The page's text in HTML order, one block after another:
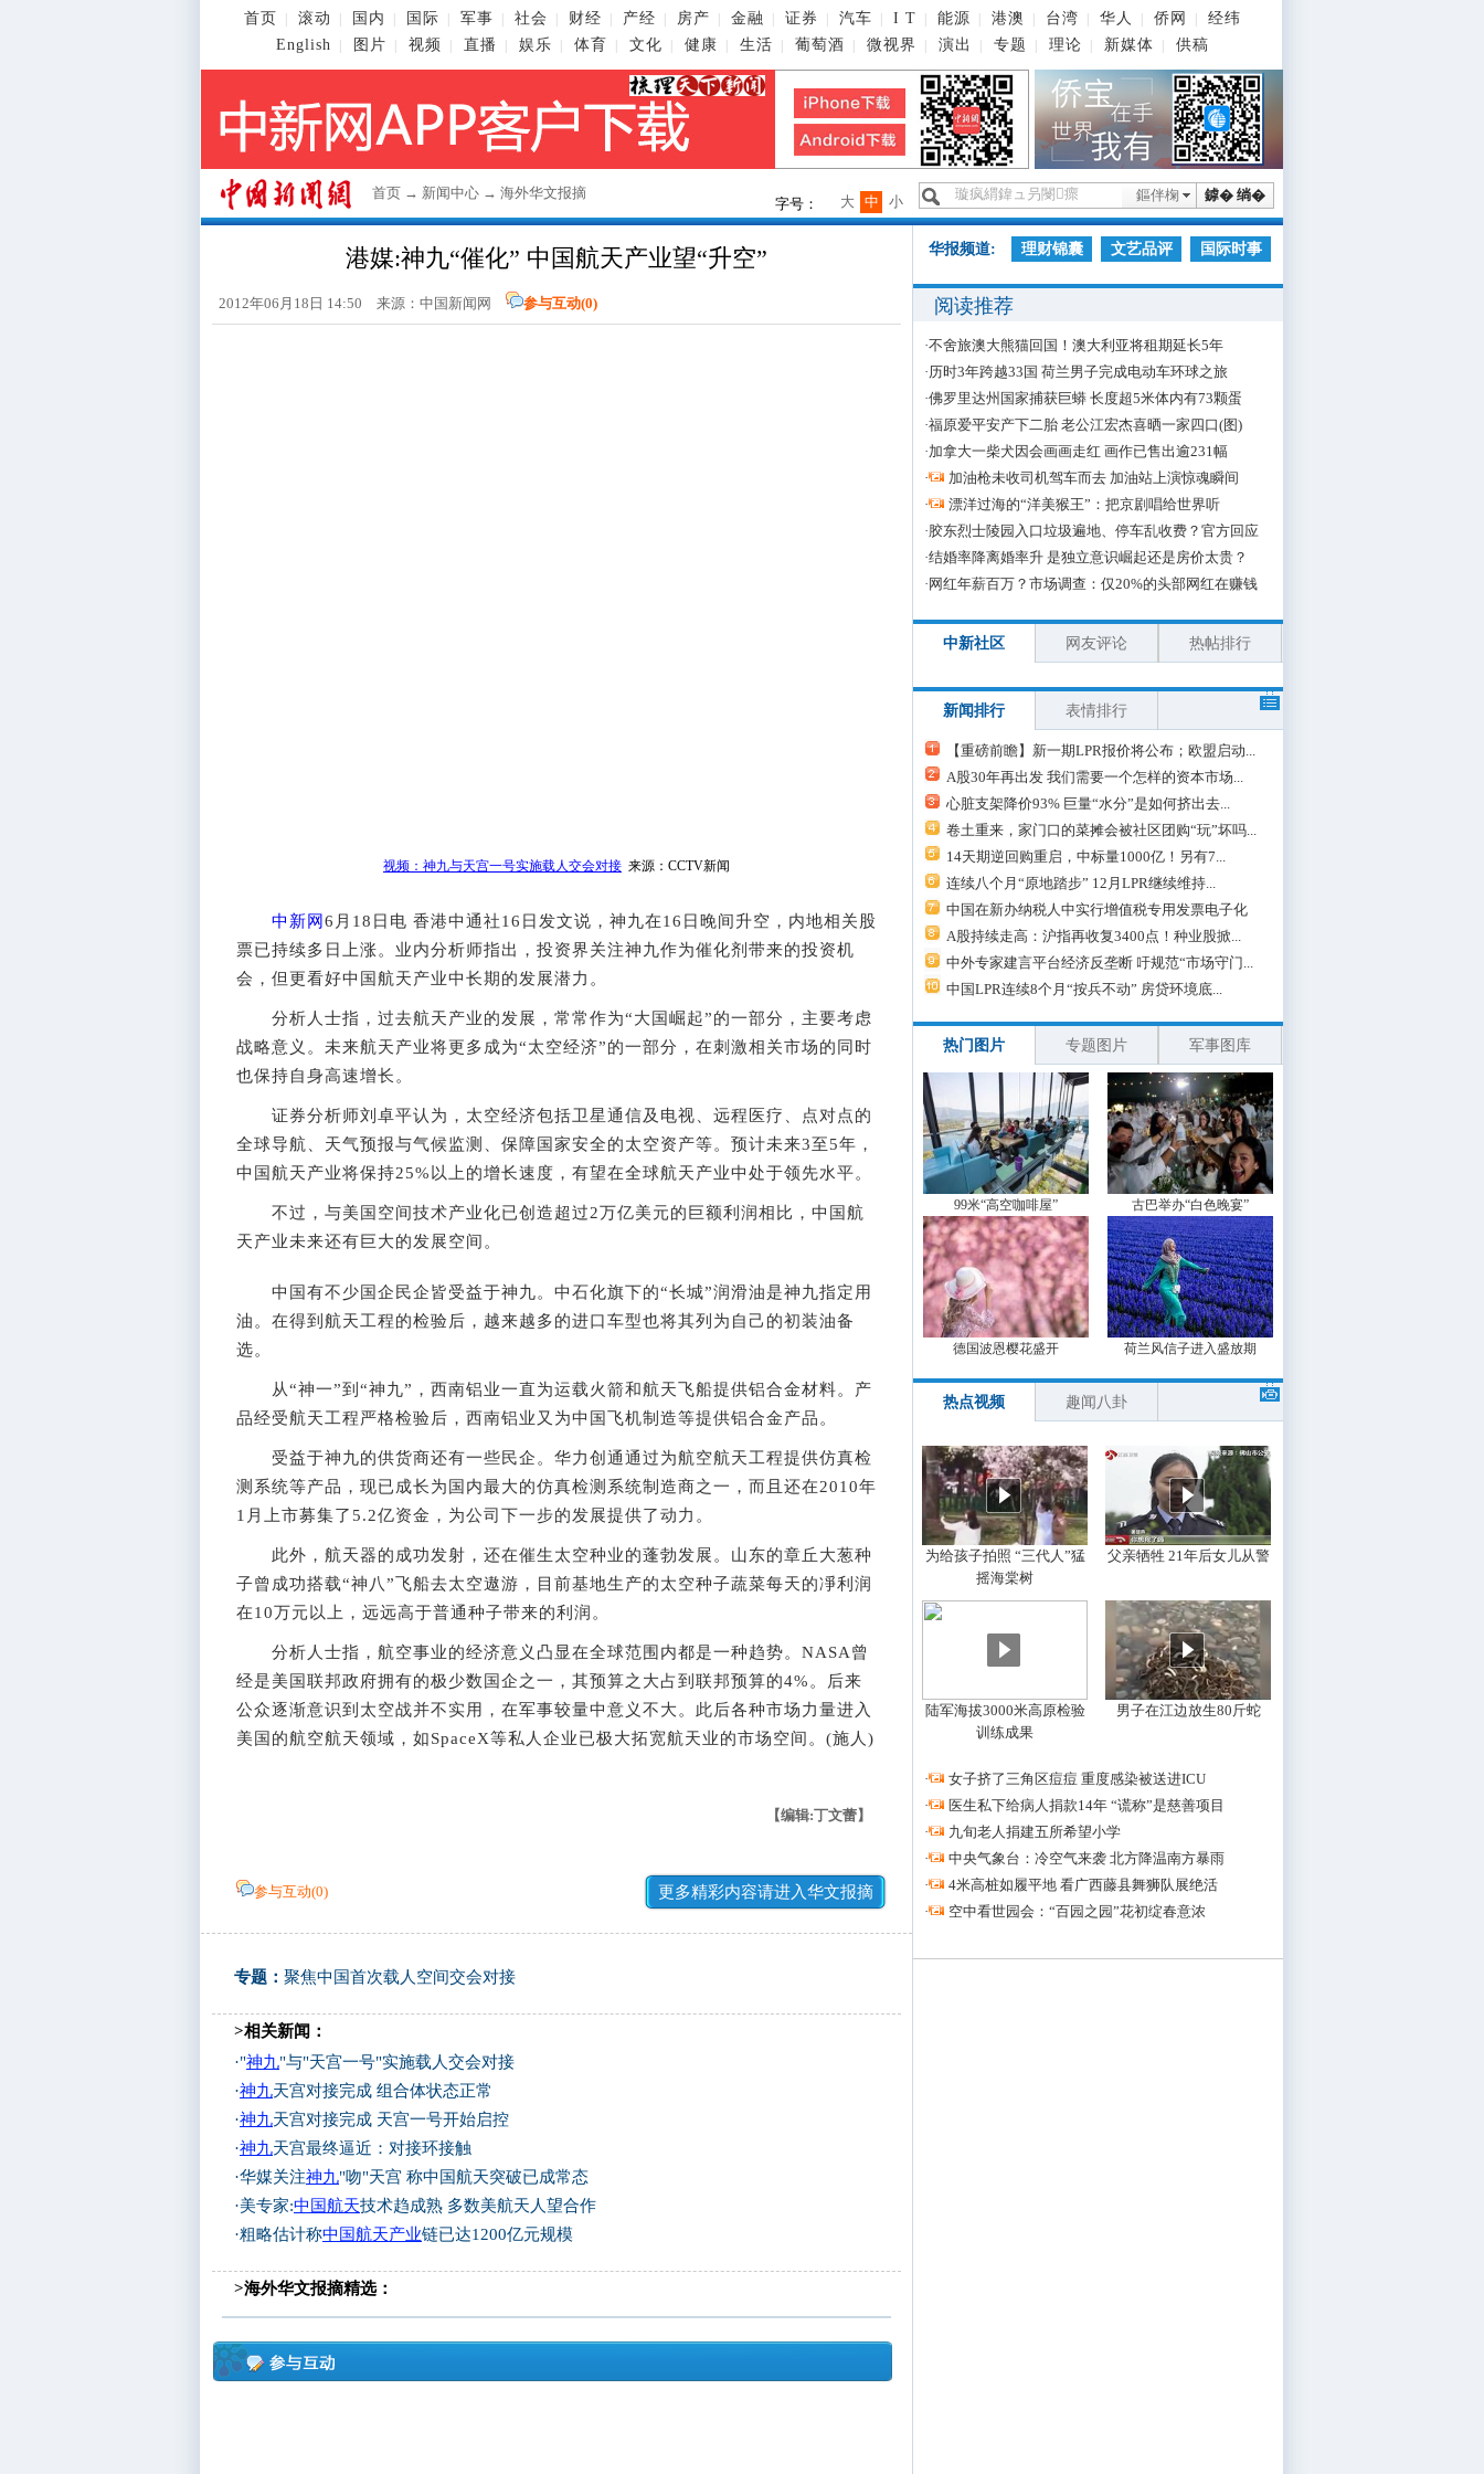
首页 滚动 国内 国际 军事 社会 财经 产经 房产 金融 证券 汽车 I T 能源 港澳 台湾 华人 侨网
经纬
English
图片 视频 直播 娱乐 体育 文化 健康 生活 葡萄酒 微视界 演出 专题 理论 新媒体 供稿
首页 → 新闻中心 → 海外华文报摘 鎼� 绱�
鏂伴椈
字号： 小
中
大
港媒:神九“催化” 中国航天产业望“升空”
2012年06月18日 14:50 来源： 中国新闻网 参与互动(0)
视频：神九与天宫一号实施载人交会对接来源：CCTV新闻
中新网 6月18日电 香港中通社16日发文说，神九在16日晚间升空，内地相关股
票已持续多日上涨。业内分析师指出，投资界关注神九作为催化剂带来的投资机
会，但更看好中国航天产业中长期的发展潜力。
分析人士指，过去航天产业的发展，常常作为“大国崛起”的一部分，主要考虑
战略意义。未来航天产业将更多成为“太空经济”的一部分，在刺激相关市场的同时
也保持自身高速增长。
证券分析师刘卓平认为，太空经济包括卫星通信及电视、远程医疗、点对点的
全球导航、天气预报与气候监测、保障国家安全的太空资产等。预计未来3至5年，
中国航天产业将保持25%以上的增长速度，有望在全球航天产业中处于领先水平。
不过，与美国空间技术产业化已创造超过2万亿美元的巨额利润相比，中国航
天产业未来还有巨大的发展空间。
中国有不少国企民企皆受益于神九。中石化旗下的“长城”润滑油是神九指定用
油。在得到航天工程的检验后，越来越多的进口车型也将其列为自己的初装油备
选。
从“神一”到“神九”，西南铝业一直为运载火箭和航天飞船提供铝合金材料。产
品经受航天工程严格检验后，西南铝业又为中国飞机制造等提供铝合金产品。
受益于神九的供货商还有一些民企。华力创通通过为航空航天工程提供仿真检
测系统等产品，现已成长为国内最大的仿真检测系统制造商之一，而且还在2010年
1月上市募集了5.2亿资金，为公司下一步的发展提供了动力。
此外，航天器的成功发射，还在催生太空种业的蓬勃发展。山东的章丘大葱种
子曾成功搭载“神八”飞船去太空遨游，目前基地生产的太空种子蔬菜每天的凈利润
在10万元以上，远远高于普通种子带来的利润。
分析人士指，航空事业的经济意义凸显在全球范围内都是一种趋势。NASA曾
经是美国联邦政府拥有的极少数国企之一，其预算之大占到联邦预算的4%。后来
公众逐渐意识到太空战并不实用，在军事较量中意义不大。此后各种市场力量进入
美国的航空航天领域，如SpaceX等私人企业已极大拓宽航天业的市场空间。(施人)
【编辑:丁文蕾】
参与互动(0) 更多精彩内容请进入华文报摘
专题： 聚焦中国首次载人空间交会对接
>相关新闻：
·"神九"与"天宫一号"实施载人交会对接
·神九天宫对接完成 组合体状态正常
·神九天宫对接完成 天宫一号开始启控
·神九天宫最终逼近：对接环接触
·华媒关注神九"吻"天宫 称中国航天突破已成常态
·美专家:中国航天技术趋成熟 多数美航天人望合作
·粗略估计称中国航天产业链已达1200亿元规模
>海外华文报摘精选：
华报频道: 理财锦囊 文艺品评 国际时事
阅读推荐
·不舍旅澳大熊猫回国！澳大利亚将租期延长5年
·历时3年跨越33国 荷兰男子完成电动车环球之旅
·佛罗里达州国家捕获巨蟒 长度超5米体内有73颗蛋
·福原爱平安产下二胎 老公江宏杰喜晒一家四口(图)
·加拿大一柴犬因会画画走红 画作已售出逾231幅
·
加油枪未收司机驾车而去 加油站上演惊魂瞬间
·
漂洋过海的“洋美猴王”：把京剧唱给世界听
·胶东烈士陵园入口垃圾遍地、停车乱收费？官方回应
·结婚率降离婚率升 是独立意识崛起还是房价太贵？
· 网红年薪百万？市场调查：仅20%的头部网红在赚钱
中新社区 网友评论 热帖排行
新闻排行 表情排行
【重磅前瞻】新一期LPR报价将公布；欧盟启动...
A股30年再出发 我们需要一个怎样的资本市场...
心脏支架降价93% 巨量“水分”是如何挤出去...
卷土重来，家门口的菜摊会被社区团购“玩”坏吗...
14天期逆回购重启，中标量1000亿！另有7...
连续八个月“原地踏步” 12月LPR继续维持...
中国在新办纳税人中实行增值税专用发票电子化
A股持续走高：沪指再收复3400点！种业股掀...
中外专家建言平台经济反垄断 吁规范“市场守门...
中国LPR连续8个月“按兵不动” 房贷环境底...
热门图片 专题图片 军事图库
99米“高空咖啡屋” 古巴举办“白色晚宴”
德国波恩樱花盛开 荷兰风信子进入盛放期
热点视频 趣闻八卦
为给孩子拍照 “三代人”猛
摇海棠树
父亲牺牲 21年后女儿从警
陆军海拔3000米高原检验
训练成果
男子在江边放生80斤蛇
·
女子挤了三角区痘痘 重度感染被送进ICU
·
医生私下给病人捐款14年 “谎称”是慈善项目
·
九旬老人捐建五所希望小学
·
中央气象台：冷空气来袭 北方降温南方暴雨
·
4米高桩如履平地 看广西藤县舞狮队展绝活
·
空中看世园会：“百园之园”花初绽春意浓